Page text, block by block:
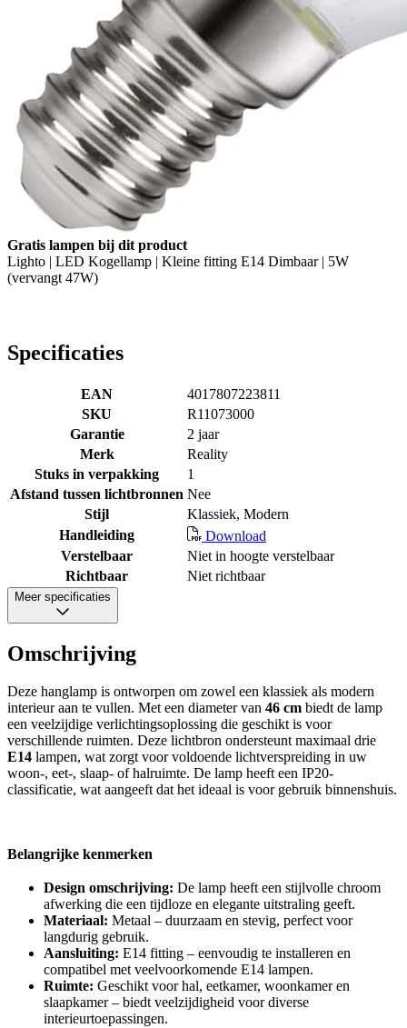
Gratis lampen bij dit product
Lighto | LED Kogellamp | Kleine fitting E14 Dimbaar | 5W
(vervangt 47W)
Specificaties
EAN
4017807223811
SKU
R11073000
Garantie
2 jaar
Merk
Reality
Stuks in verpakking
1
Afstand tussen lichtbronnen Nee
Stijl
Klassiek, Modern
Handleiding
Download
Verstelbaar
Niet in hoogte verstelbaar
Richtbaar
Niet richtbaar
Meer specificaties
Omschrijving
Deze hanglamp is ontworpen om zowel een klassiek als modern
interieur aan te vullen. Met een diameter van 46 cm biedt de lamp
een veelzijdige verlichtingsoplossing die geschikt is voor
verschillende ruimten. Deze lichtbron ondersteunt maximaal drie
E14 lampen, wat zorgt voor voldoende lichtverspreiding in uw
woon-, eet-, slaap- of halruimte. De lamp heeft een IP20-
classificatie, wat aangeeft dat het ideaal is voor gebruik binnenshuis.
Belangrijke kenmerken
Design omschrijving: De lamp heeft een stijlvolle chroom
afwerking die een tijdloze en elegante uitstraling geeft.
Materiaal: Metaal – duurzaam en stevig, perfect voor
langdurig gebruik.
Aansluiting: E14 fitting – eenvoudig te installeren en
compatibel met veelvoorkomende E14 lampen.
Ruimte: Geschikt voor hal, eetkamer, woonkamer en
slaapkamer – biedt veelzijdigheid voor diverse
interieurtoepassingen.